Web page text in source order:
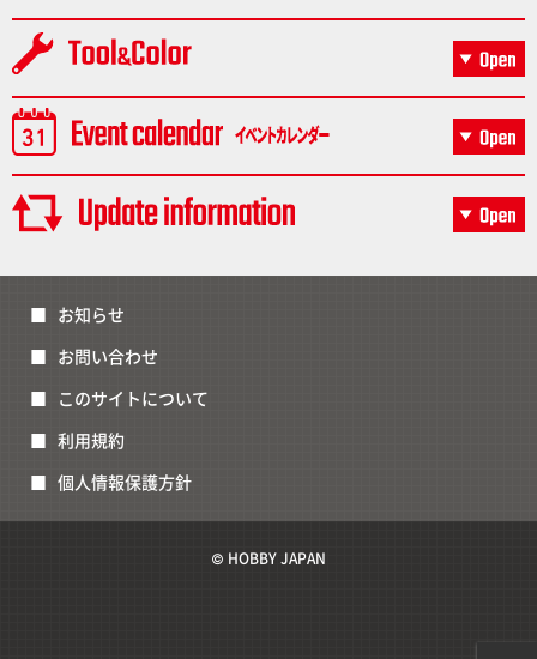
お知らせ
お問い合わせ
このサイトについて
利用規約
個人情報保護方針
© HOBBY JAPAN